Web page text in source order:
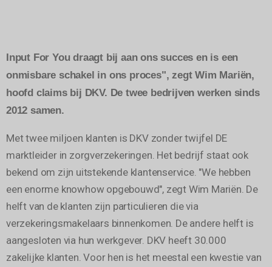
Input For You draagt bij aan ons succes en is een
onmisbare schakel in ons proces", zegt Wim Mariën,
hoofd claims bij DKV. De twee bedrijven werken sinds
2012 samen.
Met twee miljoen klanten is DKV zonder twijfel DE
marktleider in zorgverzekeringen. Het bedrijf staat ook
bekend om zijn uitstekende klantenservice. "We hebben
een enorme knowhow opgebouwd", zegt Wim Mariën. De
helft van de klanten zijn particulieren die via
verzekeringsmakelaars binnenkomen. De andere helft is
aangesloten via hun werkgever. DKV heeft 30.000
zakelijke klanten. Voor hen is het meestal een kwestie van